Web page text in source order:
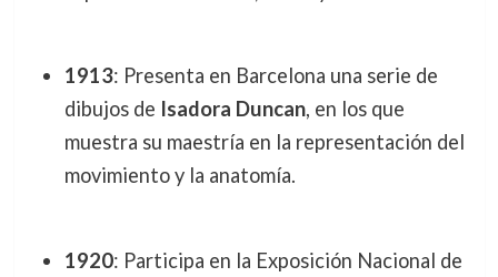
1913: Presenta en Barcelona una serie de
dibujos de Isadora Duncan, en los que
muestra su maestría en la representación del
movimiento y la anatomía.
1920: Participa en la Exposición Nacional de